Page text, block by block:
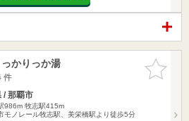
お気に入
りに追加
かりっか湯
件
/ 那覇市
986m 牧志駅415m
モノレール牧志駅、美栄橋駅より徒歩5分